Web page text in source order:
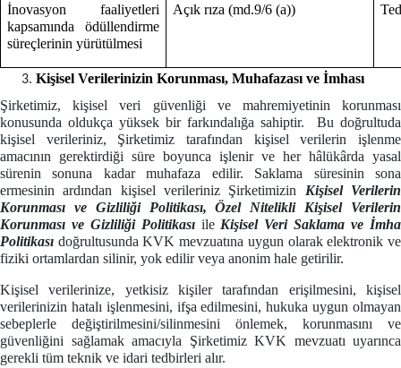
İnovasyon faaliyetleri
kapsamında ödüllendirme
süreçlerinin yürütülmesi
Açık rıza (md.9/6 (a))
Kişisel Verilerinizin Korunması, Muhafazası ve İmhası
Şirketimiz, kişisel veri güvenliği ve mahremiyetinin korunması
konusunda oldukça yüksek bir farkındalığa sahiptir. Bu doğrultuda
kişisel verileriniz, Şirketimiz tarafından kişisel verilerin işlenme
amacının gerektirdiği süre boyunca işlenir ve her hâlükârda yasal
sürenin sonuna kadar muhafaza edilir. Saklama süresinin sona
ermesinin ardından kişisel verileriniz Şirketimizin Kişisel Verilerin
Korunması ve Gizliliği Politikası, Özel Nitelikli Kişisel Verilerin
Korunması ve Gizliliği Politikası ile Kişisel Veri Saklama ve İmha
Politikası doğrultusunda KVK mevzuatına uygun olarak elektronik ve
fiziki ortamlardan silinir, yok edilir veya anonim hale getirilir.
Kişisel verilerinize, yetkisiz kişiler tarafından erişilmesini, kişisel
verilerinizin hatalı işlenmesini, ifşa edilmesini, hukuka uygun olmayan
sebeplerle değiştirilmesini/silinmesini önlemek, korunmasını ve
güvenliğini sağlamak amacıyla Şirketimiz KVK mevzuatı uyarınca
gerekli tüm teknik ve idari tedbirleri alır.